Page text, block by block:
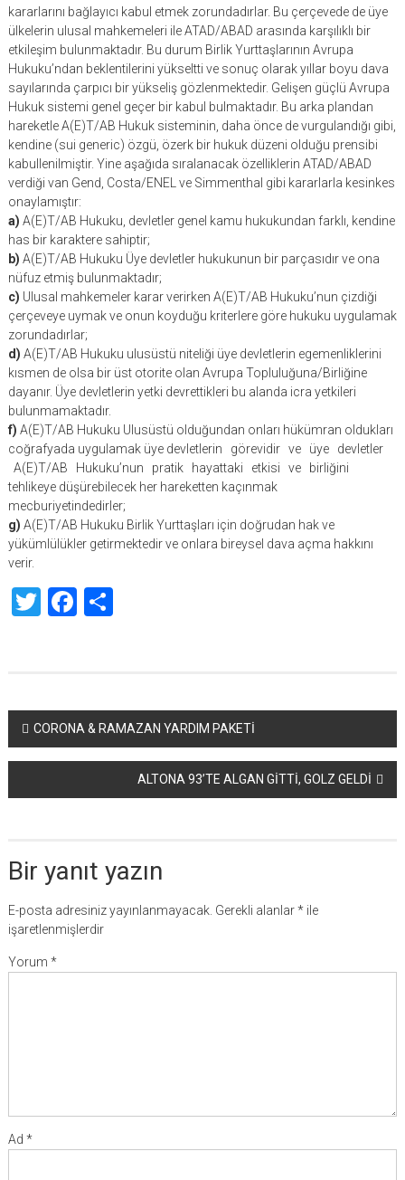
kararlarını bağlayıcı kabul etmek zorundadırlar. Bu çerçevede de üye
ülkelerin ulusal mahkemeleri ile ATAD/ABAD arasında karşılıklı bir
etkileşim bulunmaktadır. Bu durum Birlik Yurttaşlarının Avrupa
Hukuku’ndan beklentilerini yükseltti ve sonuç olarak yıllar boyu dava
sayılarında çarpıcı bir yükseliş gözlenmektedir. Gelişen güçlü Avrupa
Hukuk sistemi genel geçer bir kabul bulmaktadır. Bu arka plandan
hareketle A(E)T/AB Hukuk sisteminin, daha önce de vurgulandığı gibi,
kendine (sui generic) özgü, özerk bir hukuk düzeni olduğu prensibi
kabullenilmiştir. Yine aşağıda sıralanacak özelliklerin ATAD/ABAD
verdiği van Gend, Costa/ENEL ve Simmenthal gibi kararlarla kesinkes
onaylamıştır:
a) A(E)T/AB Hukuku, devletler genel kamu hukukundan farklı, kendine
has bir karaktere sahiptir;
b) A(E)T/AB Hukuku Üye devletler hukukunun bir parçasıdır ve ona
nüfuz etmiş bulunmaktadır;
c) Ulusal mahkemeler karar verirken A(E)T/AB Hukuku’nun çizdiği
çerçeveye uymak ve onun koyduğu kriterlere göre hukuku uygulamak
zorundadırlar;
d) A(E)T/AB Hukuku ulusüstü niteliği üye devletlerin egemenliklerini
kısmen de olsa bir üst otorite olan Avrupa Topluluğuna/Birliğine
dayanır. Üye devletlerin yetki devrettikleri bu alanda icra yetkileri
bulunmamaktadır.
f) A(E)T/AB Hukuku Ulusüstü olduğundan onları hükümran oldukları
coğrafyada uygulamak üye devletlerin görevidir ve üye devletler
A(E)T/AB Hukuku’nun pratik hayattaki etkisi ve birliğini
tehlikeye düşürebilecek her hareketten kaçınmak
mecburiyetindedirler;
g) A(E)T/AB Hukuku Birlik Yurttaşları için doğrudan hak ve
yükümlülükler getirmektedir ve onlara bireysel dava açma hakkını
verir.
TwitterFacebook
Share
Yazı
dolaşımı
CORONA & RAMAZAN YARDIM PAKETİ
ALTONA 93’TE ALGAN GİTTİ, GOLZ GELDİ
Bir yanıt yazın
E-posta adresiniz yayınlanmayacak. Gerekli alanlar*ile
işaretlenmişlerdir
Yorum *
Ad *